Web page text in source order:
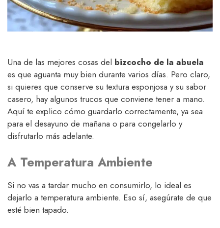
Una de las mejores cosas del bizcocho de la abuela
es que aguanta muy bien durante varios días. Pero claro,
si quieres que conserve su textura esponjosa y su sabor
casero, hay algunos trucos que conviene tener a mano.
Aquí te explico cómo guardarlo correctamente, ya sea
para el desayuno de mañana o para congelarlo y
disfrutarlo más adelante.
A Temperatura Ambiente
Si no vas a tardar mucho en consumirlo, lo ideal es
dejarlo a temperatura ambiente. Eso sí, asegúrate de que
esté bien tapado.